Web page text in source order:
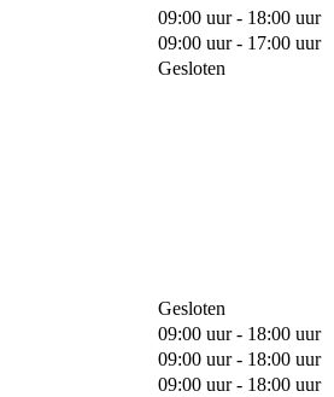
09:00 uur - 18:00 uur
09:00 uur - 17:00 uur
Gesloten
Gesloten
09:00 uur - 18:00 uur
09:00 uur - 18:00 uur
09:00 uur - 18:00 uur